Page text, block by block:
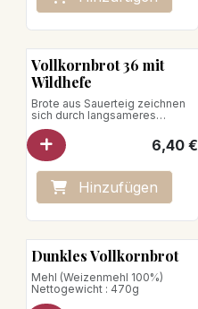
Vollkornbrot 36 mit
Wildhefe
Brote aus Sauerteig zeichnen
sich durch langsameres
Aufgehen aus; dadurch kann
der Teig 36 Stunden lang
gehen. Mehl (100 % Weizen)
Nettogewicht : 750 g
6,40€
Hinzufügen
Dunkles Vollkornbrot
Mehl (Weizenmehl 100%)
Nettogewicht : 470g